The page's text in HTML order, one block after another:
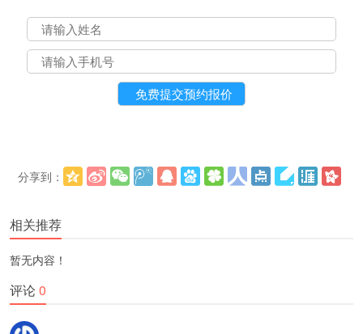
分享到：
相关推荐
暂无内容！
评论0